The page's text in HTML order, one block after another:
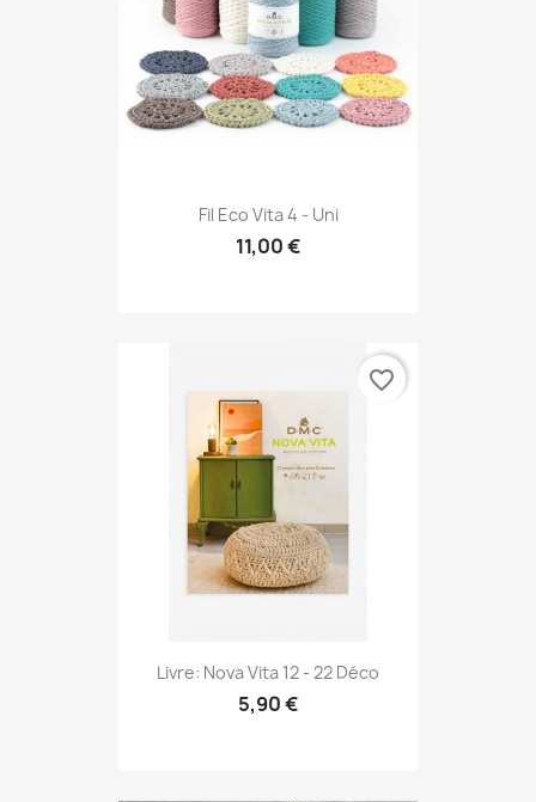
Fil Eco Vita 4 - Uni
11,00 €
Livre: Nova Vita 12 - 22 Déco
5,90 €
favorite_border